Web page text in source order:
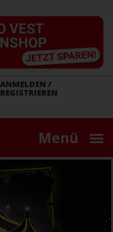
ANMELDEN /
REGISTRIEREN
Menü